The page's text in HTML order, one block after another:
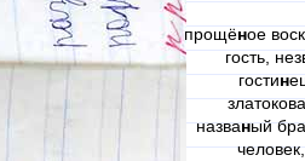
прощёное
гость,
гостин
златокова
названый